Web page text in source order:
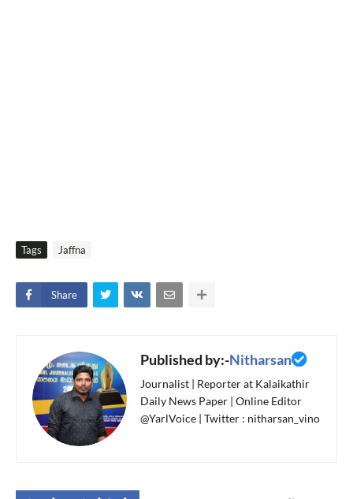
Tags Jaffna
Share
Published by:-Nitharsan
Journalist | Reporter at Kalaikathir
Daily News Paper | Online Editor
@YarlVoice | Twitter : nitharsan_vino